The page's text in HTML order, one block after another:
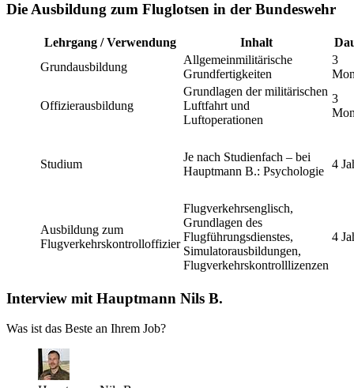
Die Ausbildung zum Fluglotsen in der Bundeswehr
Lehrgang / Verwendung Inhalt
Grundausbildung
Allgemeinmilitärische
Grundfertigkeiten
3
Offizierausbildung
Grundlagen der militärischen
Luftfahrt und
Luftoperationen
3
Studium
Je nach Studienfach – bei
Hauptmann B.: Psychologie
4
Ausbildung zum
Flugverkehrskontrolloffizier
Flugverkehrsenglisch,
Grundlagen des
Flugführungsdienstes,
Simulatorausbildungen,
Flugverkehrskontrolllizenzen
4
Interview mit Hauptmann Nils B.
Was ist das Beste an Ihrem Job?